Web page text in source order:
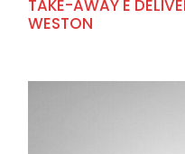
TAKE-AWAY E
WESTON